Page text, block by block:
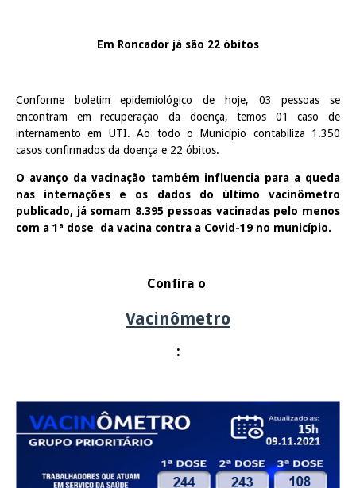
Em Roncador já são 22 óbitos
Conforme boletim epidemiológico de hoje, 03 pessoas se
encontram em recuperação da doença, temos 01 caso de
internamento em UTI. Ao todo o Município contabiliza 1.350
casos confirmados da doença e 22 óbitos.
O avanço da vacinação também influencia para a queda
nas internações e os dados do último vacinômetro
publicado, já somam 8.395 pessoas vacinadas pelo menos
com a 1ª dose da vacina contra a Covid-19 no município.
Confira o
Vacinômetro
: